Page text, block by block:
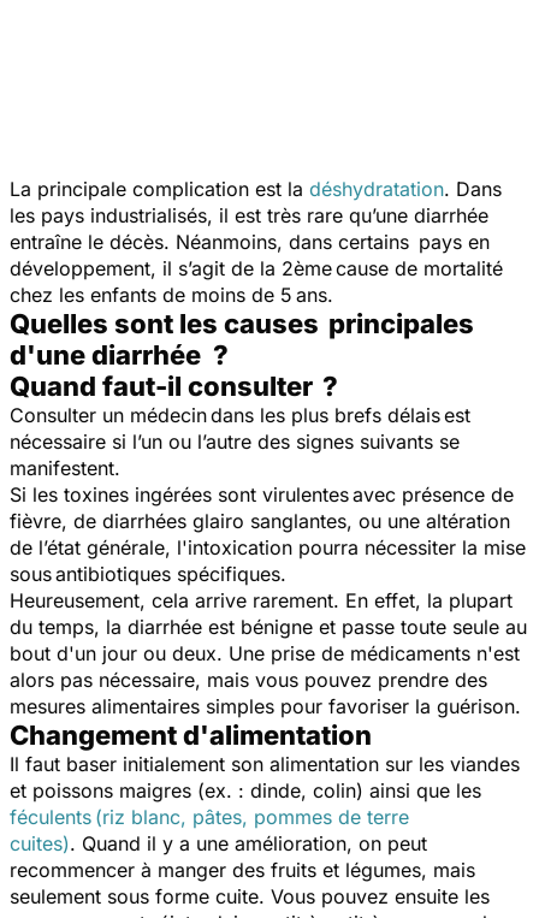
La principale complication est la déshydratation. Dans
les pays industrialisés, il est très rare qu’une diarrhée
entraîne le décès. Néanmoins, dans certains pays en
développement, il s’agit de la 2ème cause de mortalité
chez les enfants de moins de 5 ans.
Quelles sont les causes principales
d'une diarrhée ?
Quand faut-il consulter ?
Consulter un médecin dans les plus brefs délais est
nécessaire si l’un ou l’autre des signes suivants se
manifestent.
Si les toxines ingérées sont virulentes avec présence de
fièvre, de diarrhées glairo sanglantes, ou une altération
de l’état générale, l'intoxication pourra nécessiter la mise
sous antibiotiques spécifiques.
Heureusement, cela arrive rarement. En effet, la plupart
du temps, la diarrhée est bénigne et passe toute seule au
bout d'un jour ou deux. Une prise de médicaments n'est
alors pas nécessaire, mais vous pouvez prendre des
mesures alimentaires simples pour favoriser la guérison.
Changement d'alimentation
Il faut baser initialement son alimentation sur les viandes
et poissons maigres (ex. : dinde, colin) ainsi que les
féculents (riz blanc, pâtes, pommes de terre
cuites). Quand il y a une amélioration, on peut
recommencer à manger des fruits et légumes, mais
seulement sous forme cuite. Vous pouvez ensuite les